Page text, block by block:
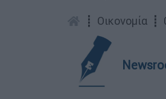
┋ Οικονομία ┋